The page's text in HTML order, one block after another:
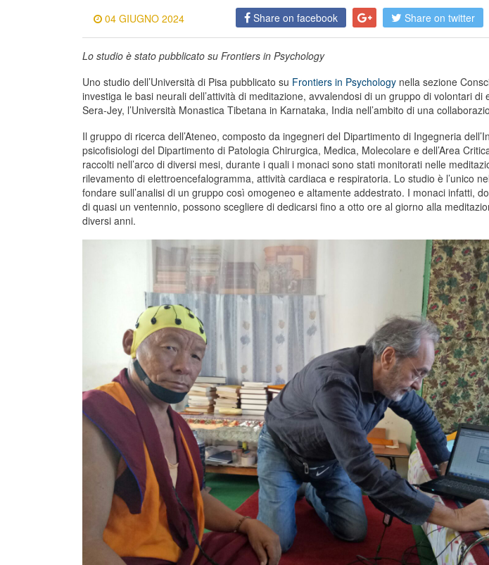
04 GIUGNO 2024 Share on facebook Share on twitter
Lo studio è stato pubblicato su Frontiers in Psychology
Uno studio dell’Università di Pisa pubblicato su Frontiers in Psychology nella sezione
investiga le basi neurali dell’attività di meditazione, avvalendosi di un gruppo di volontari di
Sera-Jey, l’Università Monastica Tibetana in Karnataka, India nell’ambito di una
Il gruppo di ricerca dell’Ateneo, composto da ingegneri del Dipartimento di Ingegneria
psicofisiologi del Dipartimento di Patologia Chirurgica, Medica, Molecolare e dell’Area
raccolti nell’arco di diversi mesi, durante i quali i monaci sono stati monitorati nelle
rilevamento di elettroencefalogramma, attività cardiaca e respiratoria. Lo studio è l’unico
fondare sull’analisi di un gruppo così omogeneo e altamente addestrato. I monaci infatti,
di quasi un ventennio, possono scegliere di dedicarsi fino a otto ore al giorno alla
diversi anni.